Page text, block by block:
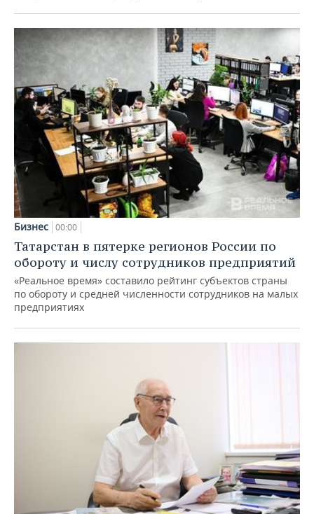
Бизнес 00:00
Татарстан в пятерке регионов России по
обороту и числу сотрудников предприятий
«Реальное время» составило рейтинг субъектов страны
по обороту и средней численности сотрудников на малых
предприятиях